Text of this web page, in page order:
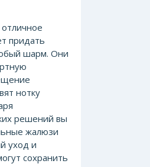
придать
шарм. Они
нотку
решений вы
жалюзи
уход и
сохранить